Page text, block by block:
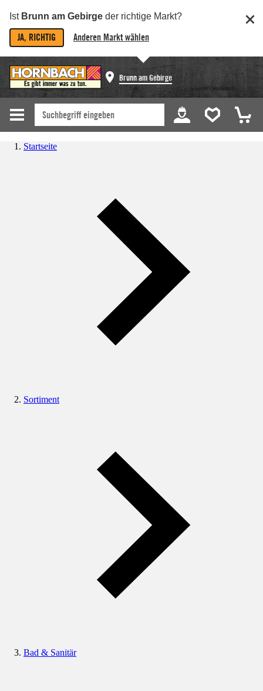
Ist Brunn am Gebirge der richtige Markt?
JA, RICHTIG Anderen Markt wählen
Brunn am Gebirge
Startseite
Sortiment
Bad & Sanitär